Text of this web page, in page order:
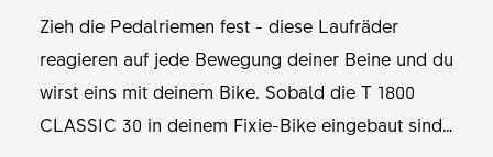
Zieh die Pedalriemen fest - diese Laufräder
reagieren auf jede Bewegung deiner Beine und du
wirst eins mit deinem Bike. Sobald die T 1800
CLASSIC 30 in deinem Fixie-Bike eingebaut sind,